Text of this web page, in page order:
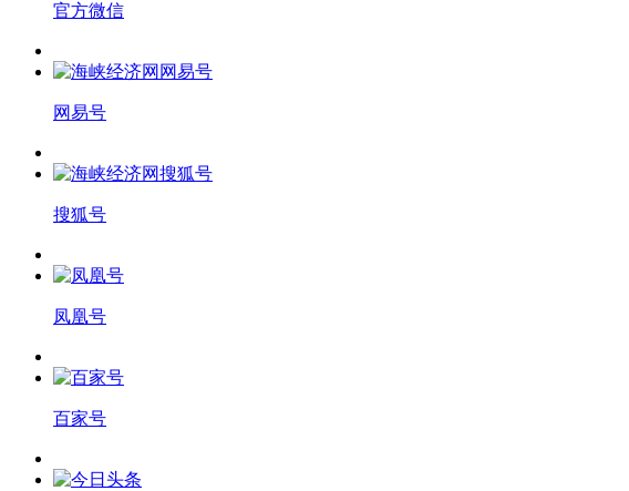
官方微信
网易号
搜狐号
凤凰号
百家号